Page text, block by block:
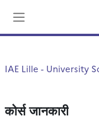
कोर्स जानकारी